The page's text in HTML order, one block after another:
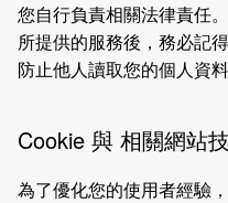
您自行負責相關法律責任
所提供的服務後，務必記
防止他人讀取您的個人資料
Cookie 與 相關網站
為了優化您的使用者經驗